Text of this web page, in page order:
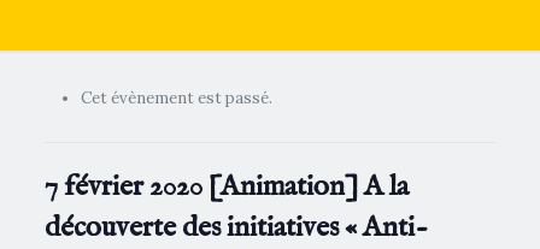
Cet évènement est passé.
7 février 2020 [Animation] A la
découverte des initiatives « Anti-